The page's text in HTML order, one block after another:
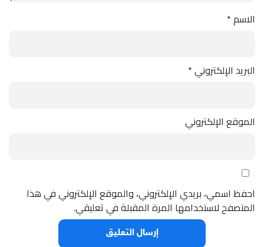
الاسم*
البريد الإلكتروني*
الموقع الإلكتروني
احفظ اسمي، بريدي الإلكتروني، والموقع الإلكتروني في هذا
المتصفح لاستخدامها المرة المقبلة في تعليقي.